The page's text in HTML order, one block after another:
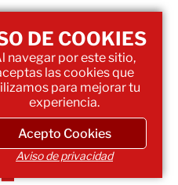
DE COOKIES
navegar por este sitio,
las cookies que
para mejorar tu
experiencia.
Acepto Cookies
Aviso de privacidad